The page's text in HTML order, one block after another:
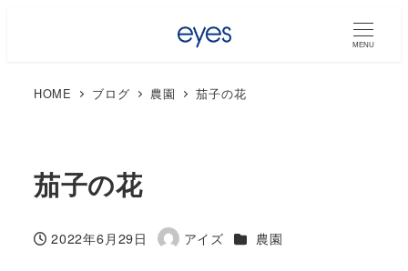
MENU
HOME ブログ 農園 茄子の花
茄子の花
投稿日
2022年6月29日
著
アイズ カテゴリー
農園